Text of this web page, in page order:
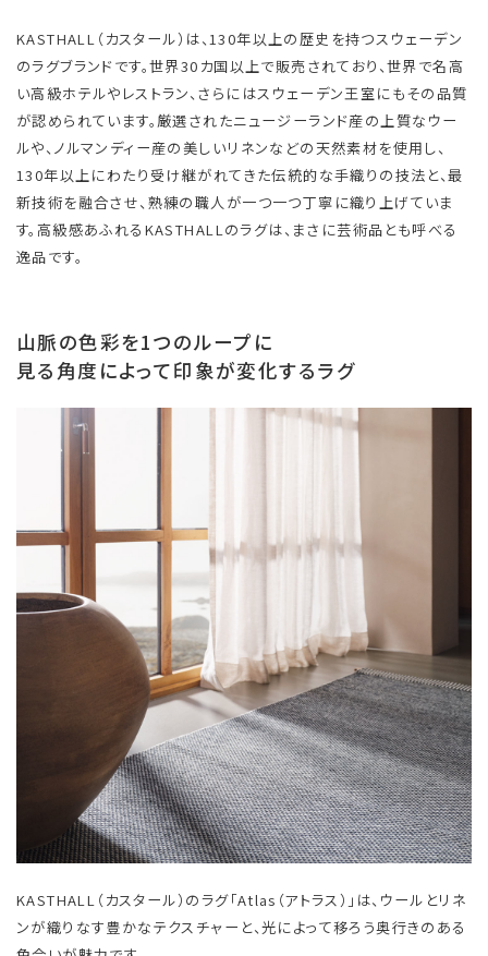
KASTHALL（カスタール）は、130年以上の歴史を持つスウェーデン
のラグブランドです。世界30カ国以上で販売されており、世界で名高
い高級ホテルやレストラン、さらにはスウェーデン王室にもその品質
が認められています。厳選されたニュージーランド産の上質なウー
ルや、ノルマンディー産の美しいリネンなどの天然素材を使用し、
130年以上にわたり受け継がれてきた伝統的な手織りの技法と、最
新技術を融合させ、熟練の職人が一つ一つ丁寧に織り上げていま
す。高級感あふれるKASTHALLのラグは、まさに芸術品とも呼べる
逸品です。
山脈の色彩を1つのループに
見る角度によって印象が変化するラグ
KASTHALL（カスタール）のラグ「Atlas（アトラス）」は、ウールとリネ
ンが織りなす豊かなテクスチャーと、光によって移ろう奥行きのある